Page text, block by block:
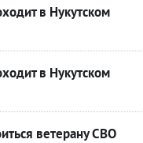
в Нукутском
в Нукутском
ветерану СВО